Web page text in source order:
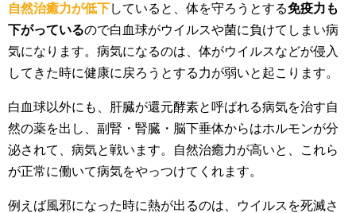
自然治癒力が低下していると、体を守ろうとする免疫力も
下がっているので白血球がウイルスや菌に負けてしまい病
気になります。病気になるのは、体がウイルスなどが侵入
してきた時に健康に戻ろうとする力が弱いと起こります。
白血球以外にも、肝臓が還元酵素と呼ばれる病気を治す自
然の薬を出し、副腎・腎臓・脳下垂体からはホルモンが分
泌されて、病気と戦います。自然治癒力が高いと、これら
が正常に働いて病気をやっつけてくれます。
例えば風邪になった時に熱が出るのは、ウイルスを死滅さ